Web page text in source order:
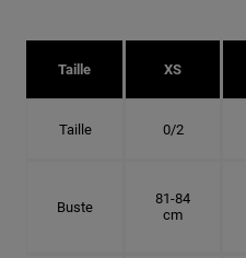
Taille XS
Taille 0/2
Buste
81-84
cm